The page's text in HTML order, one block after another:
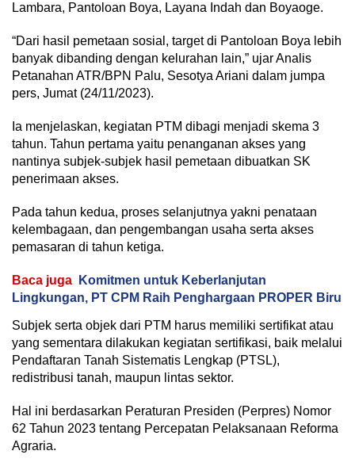
Lambara, Pantoloan Boya, Layana Indah dan Boyaoge.
“Dari hasil pemetaan sosial, target di Pantoloan Boya lebih
banyak dibanding dengan kelurahan lain,” ujar Analis
Petanahan ATR/BPN Palu, Sesotya Ariani dalam jumpa
pers, Jumat (24/11/2023).
Ia menjelaskan, kegiatan PTM dibagi menjadi skema 3
tahun. Tahun pertama yaitu penanganan akses yang
nantinya subjek-subjek hasil pemetaan dibuatkan SK
penerimaan akses.
Pada tahun kedua, proses selanjutnya yakni penataan
kelembagaan, dan pengembangan usaha serta akses
pemasaran di tahun ketiga.
Baca juga
Komitmen untuk Keberlanjutan
Lingkungan, PT CPM Raih Penghargaan PROPER Biru
Subjek serta objek dari PTM harus memiliki sertifikat atau
yang sementara dilakukan kegiatan sertifikasi, baik melalui
Pendaftaran Tanah Sistematis Lengkap (PTSL),
redistribusi tanah, maupun lintas sektor.
Hal ini berdasarkan Peraturan Presiden (Perpres) Nomor
62 Tahun 2023 tentang Percepatan Pelaksanaan Reforma
Agraria.